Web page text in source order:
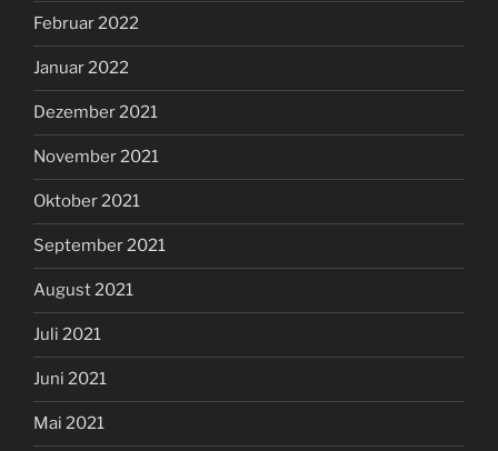
Februar 2022
Januar 2022
Dezember 2021
November 2021
Oktober 2021
September 2021
August 2021
Juli 2021
Juni 2021
Mai 2021